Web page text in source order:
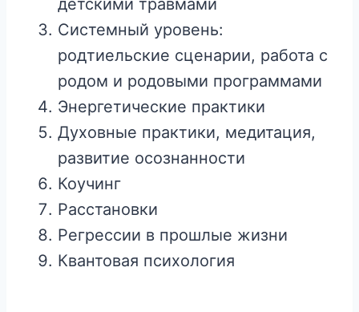
детскими травмами
Системный уровень:
родтиельские сценарии, работа с
родом и родовыми программами
Энергетические практики
Духовные практики, медитация,
развитие осознанности
Коучинг
Расстановки
Регрессии в прошлые жизни
Квантовая психология